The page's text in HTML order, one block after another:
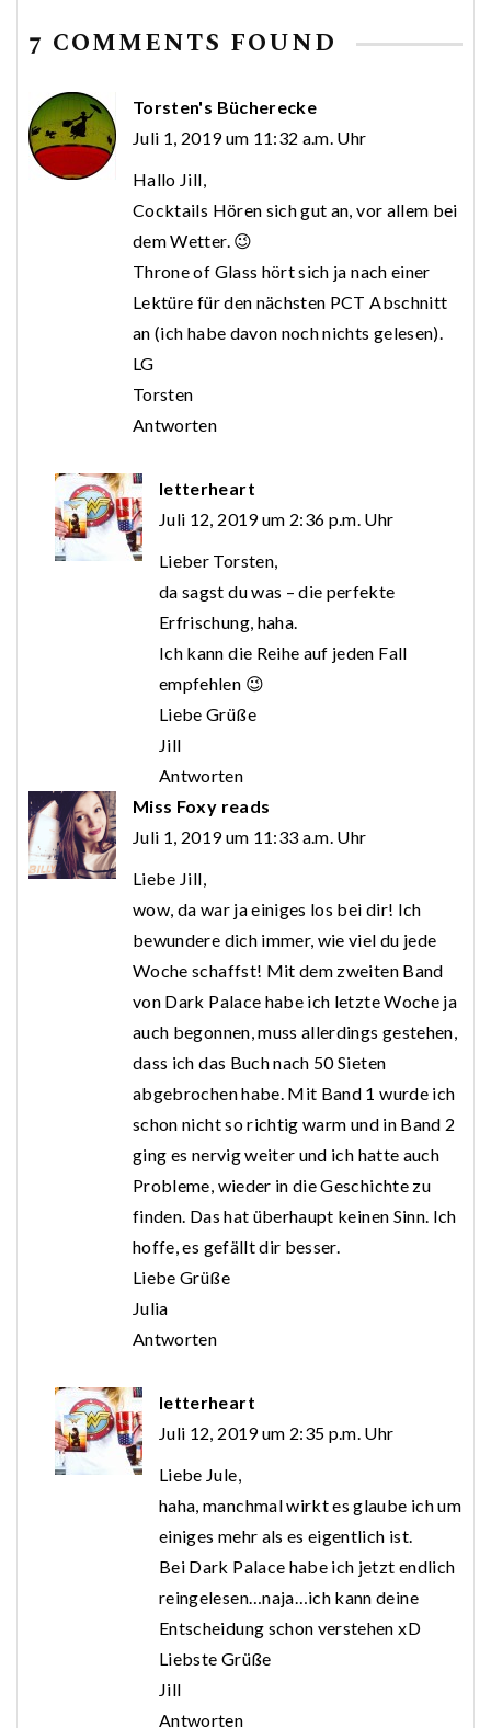
7 COMMENTS FOUND
Torsten's Bücherecke
Juli 1, 2019 um 11:32 a.m. Uhr
Hallo Jill,
Cocktails Hören sich gut an, vor allem bei
dem Wetter. 😉
Throne of Glass hört sich ja nach einer
Lektüre für den nächsten PCT Abschnitt
an (ich habe davon noch nichts gelesen).
LG
Torsten
Antworten
letterheart
Juli 12, 2019 um 2:36 p.m. Uhr
Lieber Torsten,
da sagst du was – die perfekte
Erfrischung, haha.
Ich kann die Reihe auf jeden Fall
empfehlen 😉
Liebe Grüße
Jill
Antworten
Miss Foxy reads
Juli 1, 2019 um 11:33 a.m. Uhr
Liebe Jill,
wow, da war ja einiges los bei dir! Ich
bewundere dich immer, wie viel du jede
Woche schaffst! Mit dem zweiten Band
von Dark Palace habe ich letzte Woche ja
auch begonnen, muss allerdings gestehen,
dass ich das Buch nach 50 Sieten
abgebrochen habe. Mit Band 1 wurde ich
schon nicht so richtig warm und in Band 2
ging es nervig weiter und ich hatte auch
Probleme, wieder in die Geschichte zu
finden. Das hat überhaupt keinen Sinn. Ich
hoffe, es gefällt dir besser.
Liebe Grüße
Julia
Antworten
letterheart
Juli 12, 2019 um 2:35 p.m. Uhr
Liebe Jule,
haha, manchmal wirkt es glaube ich um
einiges mehr als es eigentlich ist.
Bei Dark Palace habe ich jetzt endlich
reingelesen…naja…ich kann deine
Entscheidung schon verstehen xD
Liebste Grüße
Jill
Antworten